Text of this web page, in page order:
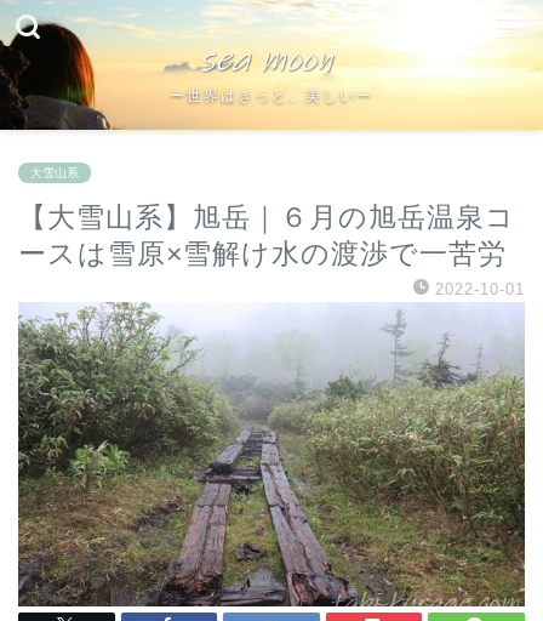
ー世界はきっと、美しいー
大雪山系
【大雪山系】旭岳｜６月の旭岳温泉コ
ースは雪原×雪解け水の渡渉で一苦労
2022-10-01